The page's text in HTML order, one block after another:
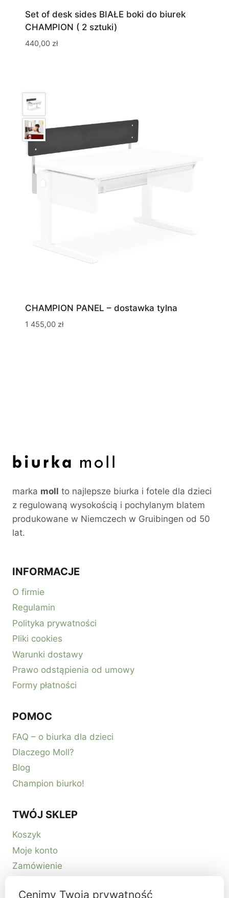
Set of desk sides BIAŁE boki do biurek
CHAMPION ( 2 sztuki)
440,00 zł
CHAMPION PANEL – dostawka tylna
1 455,00 zł
marka moll to najlepsze biurka i fotele dla dzieci
z regulowaną wysokością i pochylanym blatem
produkowane w Niemczech w Gruibingen od 50
lat.
INFORMACJE
O firmie
Regulamin
Polityka prywatności
Pliki cookies
Warunki dostawy
Prawo odstąpienia od umowy
Formy płatności
POMOC
FAQ – o biurka dla dzieci
Dlaczego Moll?
Blog
Champion biurko!
TWÓJ SKLEP
Koszyk
Moje konto
Zamówienie
Cenimy Twoją prywatność